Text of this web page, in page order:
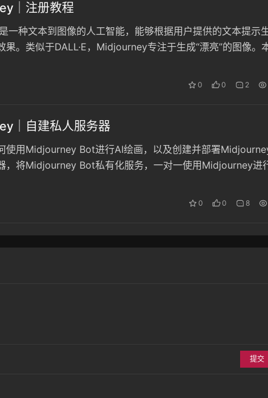
｜注册教程
一种文本到图像的人工智能，能够根据用户提供的文本提示
果。类似于DALL·E，Midjourney专注于生成“漂亮”的图像。
0 0 2
｜自建私人服务器
使用Midjourney Bot进行AI绘画，以及创建并部署
，将Midjourney Bot私有化服务，一对一使用Midjourney进
0 0 8
提交